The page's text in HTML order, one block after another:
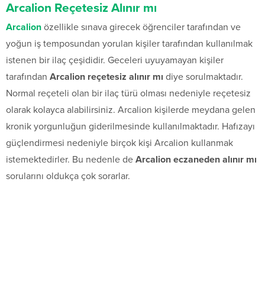
Arcalion Reçetesiz Alınır mı
Arcalion özellikle sınava girecek öğrenciler tarafından ve
yoğun iş temposundan yorulan kişiler tarafından kullanılmak
istenen bir ilaç çeşididir. Geceleri uyuyamayan kişiler
tarafından Arcalion reçetesiz alınır mı diye sorulmaktadır.
Normal reçeteli olan bir ilaç türü olması nedeniyle reçetesiz
olarak kolayca alabilirsiniz. Arcalion kişilerde meydana gelen
kronik yorgunluğun giderilmesinde kullanılmaktadır. Hafızayı
güçlendirmesi nedeniyle birçok kişi Arcalion kullanmak
istemektedirler. Bu nedenle de Arcalion eczaneden alınır mı
sorularını oldukça çok sorarlar.